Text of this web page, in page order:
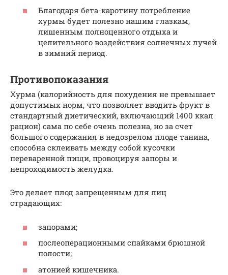
Благодаря бета-каротину потребление
хурмы будет полезно нашим глазкам,
лишенным полноценного отдыха и
целительного воздействия солнечных лучей
в зимний период.
Противопоказания
Хурма (калорийность для похудения не превышает
допустимых норм, что позволяет вводить фрукт в
стандартный диетический, включающий 1400 ккал
рацион) сама по себе очень полезна, но за счет
большого содержания в недозрелом плоде танина,
способна склеивать между собой кусочки
переваренной пищи, провоцируя запоры и
непроходимость желудка.
Это делает плод запрещенным для лиц
страдающих:
запорами;
послеоперационными спайками брюшной
полости;
атонией кишечника.